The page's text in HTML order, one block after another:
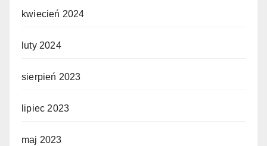
kwiecień 2024
luty 2024
sierpień 2023
lipiec 2023
maj 2023